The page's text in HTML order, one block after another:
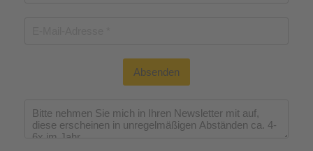
Absenden